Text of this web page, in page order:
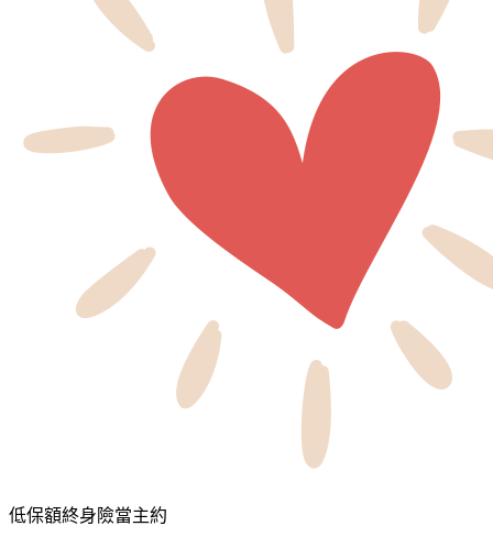
低保額終身險當主約